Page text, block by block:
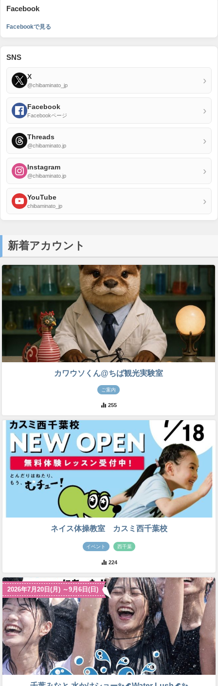
Facebook
Facebookで見る
SNS
X
@chibaminato_jp ›
Facebook
Facebookページ ›
Threads
@chibaminato.jp ›
Instagram
@chibaminato.jp ›
YouTube
chibaminato_jp ›
新着アカウント
カワウソくん@ちば観光実験室
ご案内
255
ネイス体操教室 カスミ西千葉校
イベント 西千葉
224
2026年7月20日(月) ～9月6日(日)